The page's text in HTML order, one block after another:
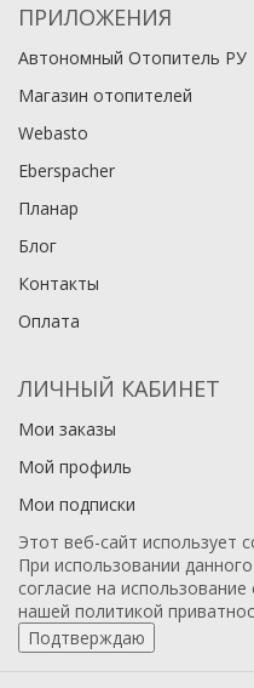
ПРИЛОЖЕНИЯ
Автономный Отопитель РУ
Магазин отопителей
Webasto
Eberspacher
Планар
Блог
Контакты
Оплата
ЛИЧНЫЙ КАБИНЕТ
Мои заказы
Мой профиль
Мои подписки
Этот веб-сайт использует
При использовании
согласие на
нашей политикой
Подтверждаю